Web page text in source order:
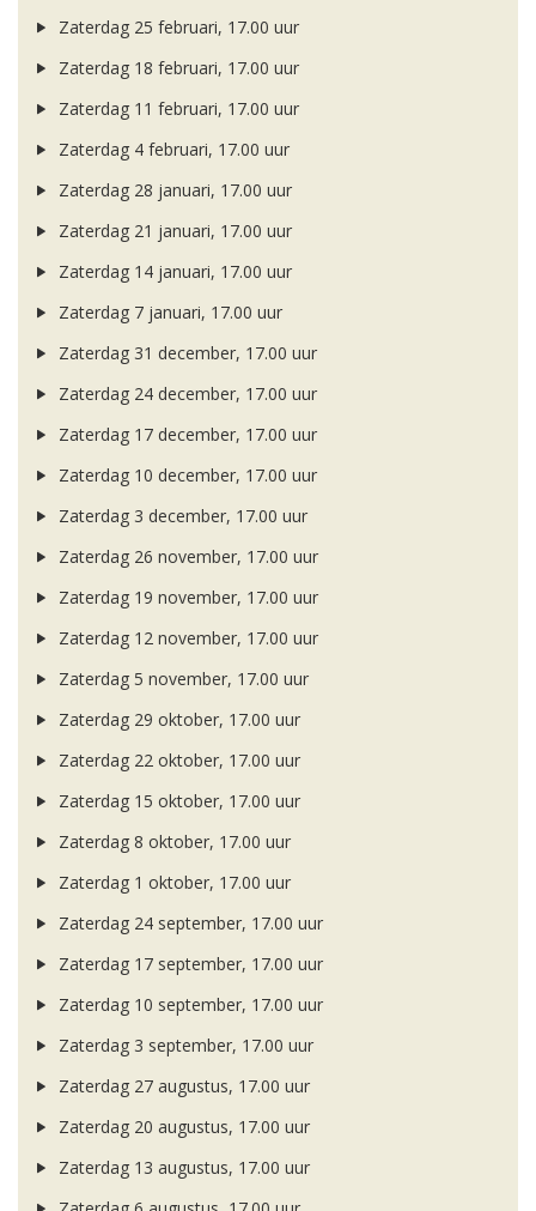
Zaterdag 25 februari, 17.00 uur
Zaterdag 18 februari, 17.00 uur
Zaterdag 11 februari, 17.00 uur
Zaterdag 4 februari, 17.00 uur
Zaterdag 28 januari, 17.00 uur
Zaterdag 21 januari, 17.00 uur
Zaterdag 14 januari, 17.00 uur
Zaterdag 7 januari, 17.00 uur
Zaterdag 31 december, 17.00 uur
Zaterdag 24 december, 17.00 uur
Zaterdag 17 december, 17.00 uur
Zaterdag 10 december, 17.00 uur
Zaterdag 3 december, 17.00 uur
Zaterdag 26 november, 17.00 uur
Zaterdag 19 november, 17.00 uur
Zaterdag 12 november, 17.00 uur
Zaterdag 5 november, 17.00 uur
Zaterdag 29 oktober, 17.00 uur
Zaterdag 22 oktober, 17.00 uur
Zaterdag 15 oktober, 17.00 uur
Zaterdag 8 oktober, 17.00 uur
Zaterdag 1 oktober, 17.00 uur
Zaterdag 24 september, 17.00 uur
Zaterdag 17 september, 17.00 uur
Zaterdag 10 september, 17.00 uur
Zaterdag 3 september, 17.00 uur
Zaterdag 27 augustus, 17.00 uur
Zaterdag 20 augustus, 17.00 uur
Zaterdag 13 augustus, 17.00 uur